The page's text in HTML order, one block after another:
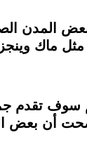
مطعم في الصين،
مثل ماك
سوف تقدم
أن بعض